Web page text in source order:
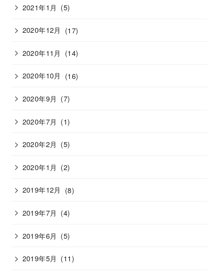
2021年1月 (5)
2020年12月 (17)
2020年11月 (14)
2020年10月 (16)
2020年9月 (7)
2020年7月 (1)
2020年2月 (5)
2020年1月 (2)
2019年12月 (8)
2019年7月 (4)
2019年6月 (5)
2019年5月 (11)